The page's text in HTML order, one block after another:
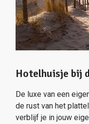
Hotelhuisje bij
De luxe van een
de rust van het
verblijf je in jouw